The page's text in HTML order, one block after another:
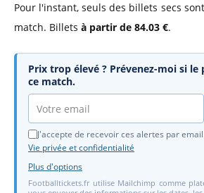
Pour l'instant, seuls des billets secs
match. Billets à partir de 84.03 €.
Prix trop élevé ? Prévenez-moi si le
ce match.
J'accepte de recevoir ces alertes par
Vie privée et confidentialité
Plus d'options
Footballtickets.fr utilise Mailchimp comme